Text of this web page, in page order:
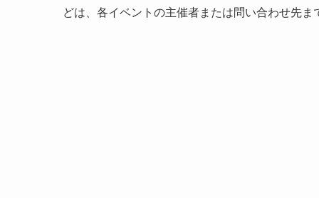
どは、各イベントの主催者または問い合わせ先ま